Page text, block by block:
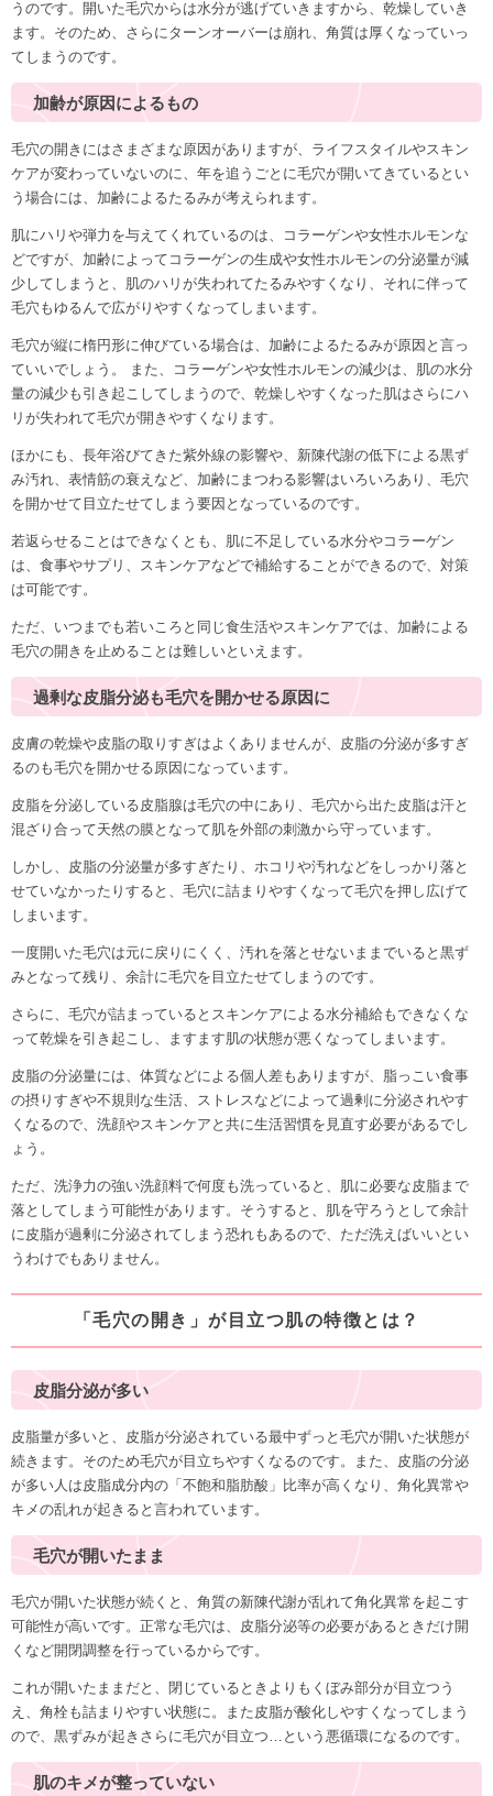
うのです。開いた毛穴からは水分が逃げていきますから、乾燥していき
ます。そのため、さらにターンオーバーは崩れ、角質は厚くなっていっ
てしまうのです。
加齢が原因によるもの
毛穴の開きにはさまざまな原因がありますが、ライフスタイルやスキン
ケアが変わっていないのに、年を追うごとに毛穴が開いてきているとい
う場合には、加齢によるたるみが考えられます。
肌にハリや弾力を与えてくれているのは、コラーゲンや女性ホルモンな
どですが、加齢によってコラーゲンの生成や女性ホルモンの分泌量が減
少してしまうと、肌のハリが失われてたるみやすくなり、それに伴って
毛穴もゆるんで広がりやすくなってしまいます。
毛穴が縦に楕円形に伸びている場合は、加齢によるたるみが原因と言っ
ていいでしょう。 また、コラーゲンや女性ホルモンの減少は、肌の水分
量の減少も引き起こしてしまうので、乾燥しやすくなった肌はさらにハ
リが失われて毛穴が開きやすくなります。
ほかにも、長年浴びてきた紫外線の影響や、新陳代謝の低下による黒ず
み汚れ、表情筋の衰えなど、加齢にまつわる影響はいろいろあり、毛穴
を開かせて目立たせてしまう要因となっているのです。
若返らせることはできなくとも、肌に不足している水分やコラーゲン
は、食事やサプリ、スキンケアなどで補給することができるので、対策
は可能です。
ただ、いつまでも若いころと同じ食生活やスキンケアでは、加齢による
毛穴の開きを止めることは難しいといえます。
過剰な皮脂分泌も毛穴を開かせる原因に
皮膚の乾燥や皮脂の取りすぎはよくありませんが、皮脂の分泌が多すぎ
るのも毛穴を開かせる原因になっています。
皮脂を分泌している皮脂腺は毛穴の中にあり、毛穴から出た皮脂は汗と
混ざり合って天然の膜となって肌を外部の刺激から守っています。
しかし、皮脂の分泌量が多すぎたり、ホコリや汚れなどをしっかり落と
せていなかったりすると、毛穴に詰まりやすくなって毛穴を押し広げて
しまいます。
一度開いた毛穴は元に戻りにくく、汚れを落とせないままでいると黒ず
みとなって残り、余計に毛穴を目立たせてしまうのです。
さらに、毛穴が詰まっているとスキンケアによる水分補給もできなくな
って乾燥を引き起こし、ますます肌の状態が悪くなってしまいます。
皮脂の分泌量には、体質などによる個人差もありますが、脂っこい食事
の摂りすぎや不規則な生活、ストレスなどによって過剰に分泌されやす
くなるので、洗顔やスキンケアと共に生活習慣を見直す必要があるでし
ょう。
ただ、洗浄力の強い洗顔料で何度も洗っていると、肌に必要な皮脂まで
落としてしまう可能性があります。そうすると、肌を守ろうとして余計
に皮脂が過剰に分泌されてしまう恐れもあるので、ただ洗えばいいとい
うわけでもありません。
「毛穴の開き」が目立つ肌の特徴とは？
皮脂分泌が多い
皮脂量が多いと、皮脂が分泌されている最中ずっと毛穴が開いた状態が
続きます。そのため毛穴が目立ちやすくなるのです。また、皮脂の分泌
が多い人は皮脂成分内の「不飽和脂肪酸」比率が高くなり、角化異常や
キメの乱れが起きると言われています。
毛穴が開いたまま
毛穴が開いた状態が続くと、角質の新陳代謝が乱れて角化異常を起こす
可能性が高いです。正常な毛穴は、皮脂分泌等の必要があるときだけ開
くなど開閉調整を行っているからです。
これが開いたままだと、閉じているときよりもくぼみ部分が目立つう
え、角栓も詰まりやすい状態に。また皮脂が酸化しやすくなってしまう
ので、黒ずみが起きさらに毛穴が目立つ…という悪循環になるのです。
肌のキメが整っていない